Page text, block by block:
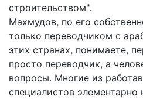
строительством".
Махмудов, по его
только переводчиком с
этих странах, понимаете,
просто переводчик, а
вопросы. Многие из
специалистов элементарно